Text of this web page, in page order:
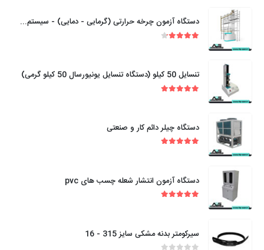
دستگاه آزمون چرخه حرارتی (گرمایی - دمایی) - سیستم های لوله کشی - پلاستیکی گرمانرم
تنسایل 50 کیلو (دستگاه تنسایل یونیورسال 50 کیلو گرمی)
دستگاه چیلر دائم کار و صنعتی
دستگاه آزمون انتشار شعله چسب های pvc
سیرکومتر بدنه مشکی سایز 315 - 16